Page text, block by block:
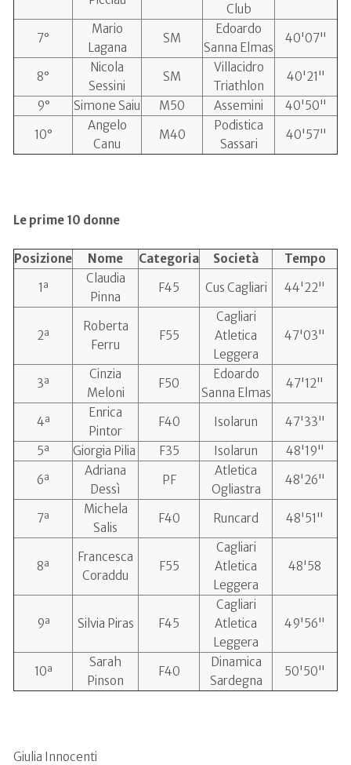
Club
7°
Mario
Lagana
SM
Edoardo
Sanna Elmas
40'07"
8°
Nicola
Sessini
SM
Villacidro
Triathlon
40'21"
9°
Simone Saiu M50 Assemini
40'50"
10°
Angelo
Canu
M40
Podistica
Sassari
40'57"
Le prime 10 donne
Posizione Nome Categoria Società
Tempo
1ª
Claudia
Pinna
F45 Cus Cagliari 44'22"
2ª
Roberta
Ferru
F55
Cagliari
Atletica
Leggera
47'03"
3ª
Cinzia
Meloni
F50
Edoardo
Sanna Elmas
47'12"
4ª
Enrica
Pintor
F40 Isolarun
47'33"
5ª
Giorgia Pilia F35 Isolarun
48'19"
6ª
Adriana
Dessì
PF
Atletica
Ogliastra
48'26"
7ª
Michela
Salis
F40 Runcard 48'51"
8ª
Francesca
Coraddu
F55
Cagliari
Atletica
Leggera
48'58
9ª Silvia Piras F45
Cagliari
Atletica
Leggera
49'56"
10ª
Sarah
Pinson
F40
Dinamica
Sardegna
50'50"
Giulia Innocenti